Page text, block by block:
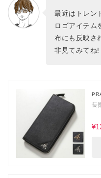
最近はトレン
ロゴアイテム
布にも反映さ
非見てみてね!
長